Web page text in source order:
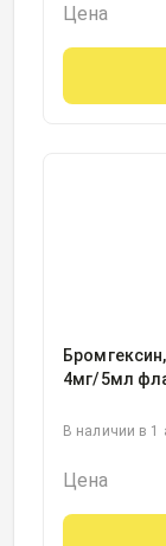
Цена
4мг/5мл
В наличии в 1
Цена